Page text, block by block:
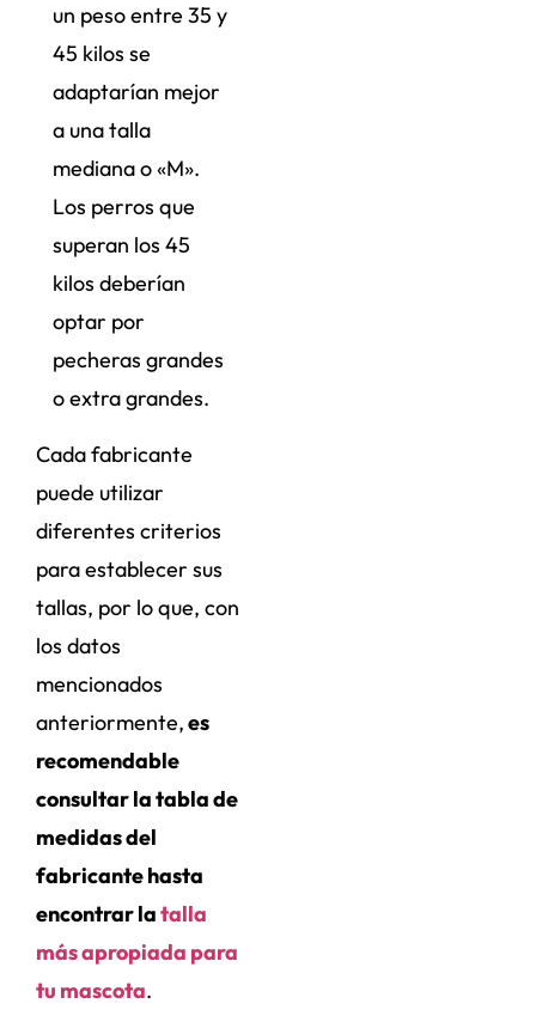
un peso entre 35 y
45 kilos se
adaptarían mejor
a una talla
mediana o «M».
Los perros que
superan los 45
kilos deberían
optar por
pecheras grandes
o extra grandes.
Cada fabricante
puede utilizar
diferentes criterios
para establecer sus
tallas, por lo que, con
los datos
mencionados
anteriormente,es
recomendable
consultar la tabla de
medidas del
fabricante hasta
encontrar latalla
más apropiada para
tu mascota.